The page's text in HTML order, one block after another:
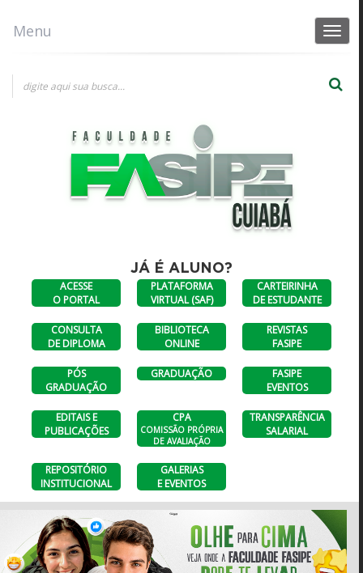
Toggle
Menu
Escolha uma opção
FASIPE SINOP UNIFASIPE
JÁ É ALUNO?
ACESSE
O PORTAL
PLATAFORMA
VIRTUAL (SAF)
CARTEIRINHA
DE ESTUDANTE
CONSULTA
DE DIPLOMA
BIBLIOTECA
ONLINE
REVISTAS
FASIPE
PÓS
GRADUAÇÃO
GRADUAÇÃO
FASIPE
EVENTOS
EDITAIS E
PUBLICAÇÕES
CPA
COMISSÃO PRÓPRIA
DE AVALIAÇÃO
TRANSPARÊNCIA
SALARIAL
REPOSITÓRIO
INSTITUCIONAL
GALERIAS
E EVENTOS
Consultas a diplomas
DIPLOMAS
ANTERIORES A
CONSULTA AO
DIPLOMA
DIGITAL